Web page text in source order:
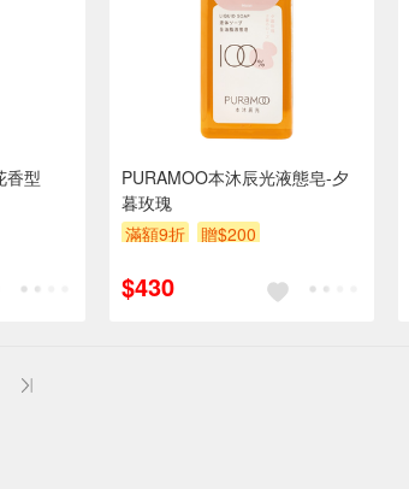
香型
PURAMOO本沐辰光液態皂-夕
暮玫瑰
滿額9折
贈$200
$430